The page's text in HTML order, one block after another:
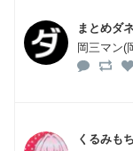
まとめダ
岡三マン(
くるみもち